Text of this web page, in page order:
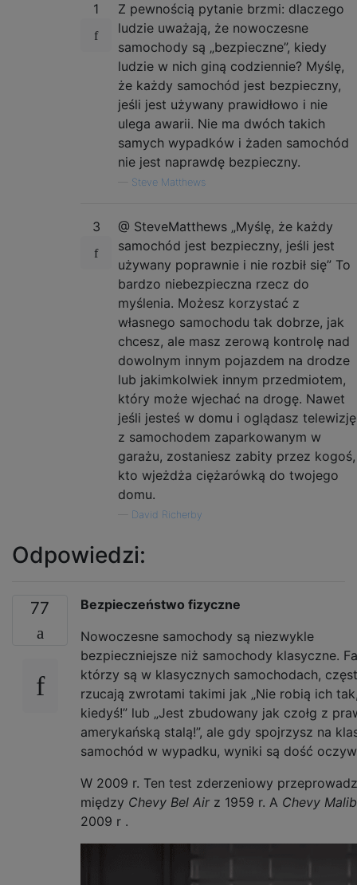
1
Z pewnością pytanie brzmi: dlaczego
ludzie uważają, że nowoczesne
samochody są „bezpieczne”, kiedy
ludzie w nich giną codziennie? Myślę,
że każdy samochód jest bezpieczny,
jeśli jest używany prawidłowo i nie
ulega awarii. Nie ma dwóch takich
samych wypadków i żaden samochód
nie jest naprawdę bezpieczny.
Steve Matthews
3
@ SteveMatthews „Myślę, że każdy
samochód jest bezpieczny, jeśli jest
używany poprawnie i nie rozbił się” To
bardzo niebezpieczna rzecz do
myślenia. Możesz korzystać z
własnego samochodu tak dobrze, jak
chcesz, ale masz zerową kontrolę nad
dowolnym innym pojazdem na drodze
lub jakimkolwiek innym przedmiotem,
który może wjechać na drogę. Nawet
jeśli jesteś w domu i oglądasz telewizję
z samochodem zaparkowanym w
garażu, zostaniesz zabity przez kogoś,
kto wjeżdża ciężarówką do twojego
domu.
David Richerby
Odpowiedzi:
77
Bezpieczeństwo fizyczne
Nowoczesne samochody są niezwykle
bezpieczniejsze niż samochody klasyczne.
którzy są w klasycznych samochodach,
rzucają zwrotami takimi jak „Nie robią ich
kiedyś!” lub „Jest zbudowany jak czołg z
amerykańską stalą!”, ale gdy spojrzysz na
samochód w wypadku, wyniki są dość
W 2009 r. Ten test zderzeniowy
między Chevy Bel Air z 1959 r. A Chevy
2009 r .